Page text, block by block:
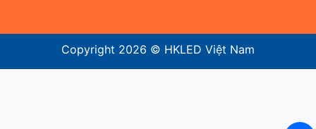
Copyright 2026 © HKLED Việt Nam